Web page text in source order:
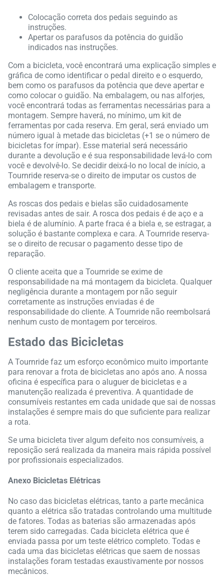
Colocação correta dos pedais seguindo as
instruções.
Apertar os parafusos da potência do guidão
indicados nas instruções.
Com a bicicleta, você encontrará uma explicação simples e
gráfica de como identificar o pedal direito e o esquerdo,
bem como os parafusos da potência que deve apertar e
como colocar o guidão. Na embalagem, ou nas alforjes,
você encontrará todas as ferramentas necessárias para a
montagem. Sempre haverá, no mínimo, um kit de
ferramentas por cada reserva. Em geral, será enviado um
número igual à metade das bicicletas (+1 se o número de
bicicletas for ímpar). Esse material será necessário
durante a devolução e é sua responsabilidade levá-lo com
você e devolvê-lo. Se decidir deixá-lo no local de início, a
Tournride reserva-se o direito de imputar os custos de
embalagem e transporte.
As roscas dos pedais e bielas são cuidadosamente
revisadas antes de sair. A rosca dos pedais é de aço e a
biela é de alumínio. A parte fraca é a biela e, se estragar, a
solução é bastante complexa e cara. A Tournride reserva-
se o direito de recusar o pagamento desse tipo de
reparação.
O cliente aceita que a Tournride se exime de
responsabilidade na má montagem da bicicleta. Qualquer
negligência durante a montagem por não seguir
corretamente as instruções enviadas é de
responsabilidade do cliente. A Tournride não reembolsará
nenhum custo de montagem por terceiros.
Estado das Bicicletas
A Tournride faz um esforço econômico muito importante
para renovar a frota de bicicletas ano após ano. A nossa
oficina é específica para o aluguer de bicicletas e a
manutenção realizada é preventiva. A quantidade de
consumíveis restantes em cada unidade que sai de nossas
instalações é sempre mais do que suficiente para realizar
a rota.
Se uma bicicleta tiver algum defeito nos consumíveis, a
reposição será realizada da maneira mais rápida possível
por profissionais especializados.
Anexo Bicicletas Elétricas
No caso das bicicletas elétricas, tanto a parte mecânica
quanto a elétrica são tratadas controlando uma multitude
de fatores. Todas as baterias são armazenadas após
terem sido carregadas. Cada bicicleta elétrica que é
enviada passa por um teste elétrico completo. Todas e
cada uma das bicicletas elétricas que saem de nossas
instalações foram testadas exaustivamente por nossos
mecânicos.